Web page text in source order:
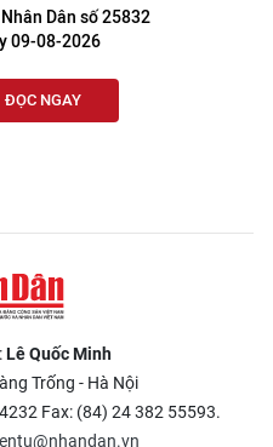
Bắc
Dân số 25832
09-08-2026
ĐỌC NGAY
Lê Quốc Minh
Trống - Hà Nội
Fax: (84) 24 382 55593.